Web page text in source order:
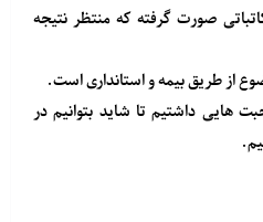
صورت گرفته که منتظر نتیجه
از طریق بیمه و استانداری است.
هایی داشتیم تا شاید بتوانیم در